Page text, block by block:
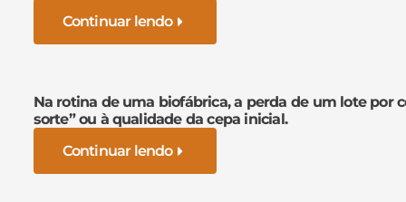
Continuar lendo
Na rotina de uma biofábrica, a perda de um lote por
sorte” ou à qualidade da cepa inicial.
Continuar lendo